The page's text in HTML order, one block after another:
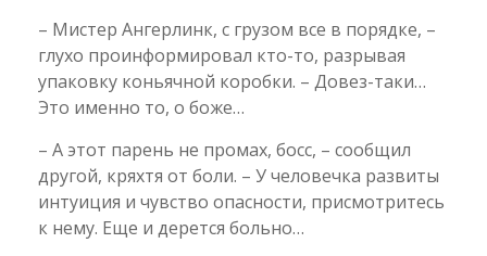
– Мистер Ангерлинк, с грузом все в порядке, –
глухо проинформировал кто-то, разрывая
упаковку коньячной коробки. – Довез-таки…
Это именно то, о боже…
– А этот парень не промах, босс, – сообщил
другой, кряхтя от боли. – У человечка развиты
интуиция и чувство опасности, присмотритесь
к нему. Еще и дерется больно…